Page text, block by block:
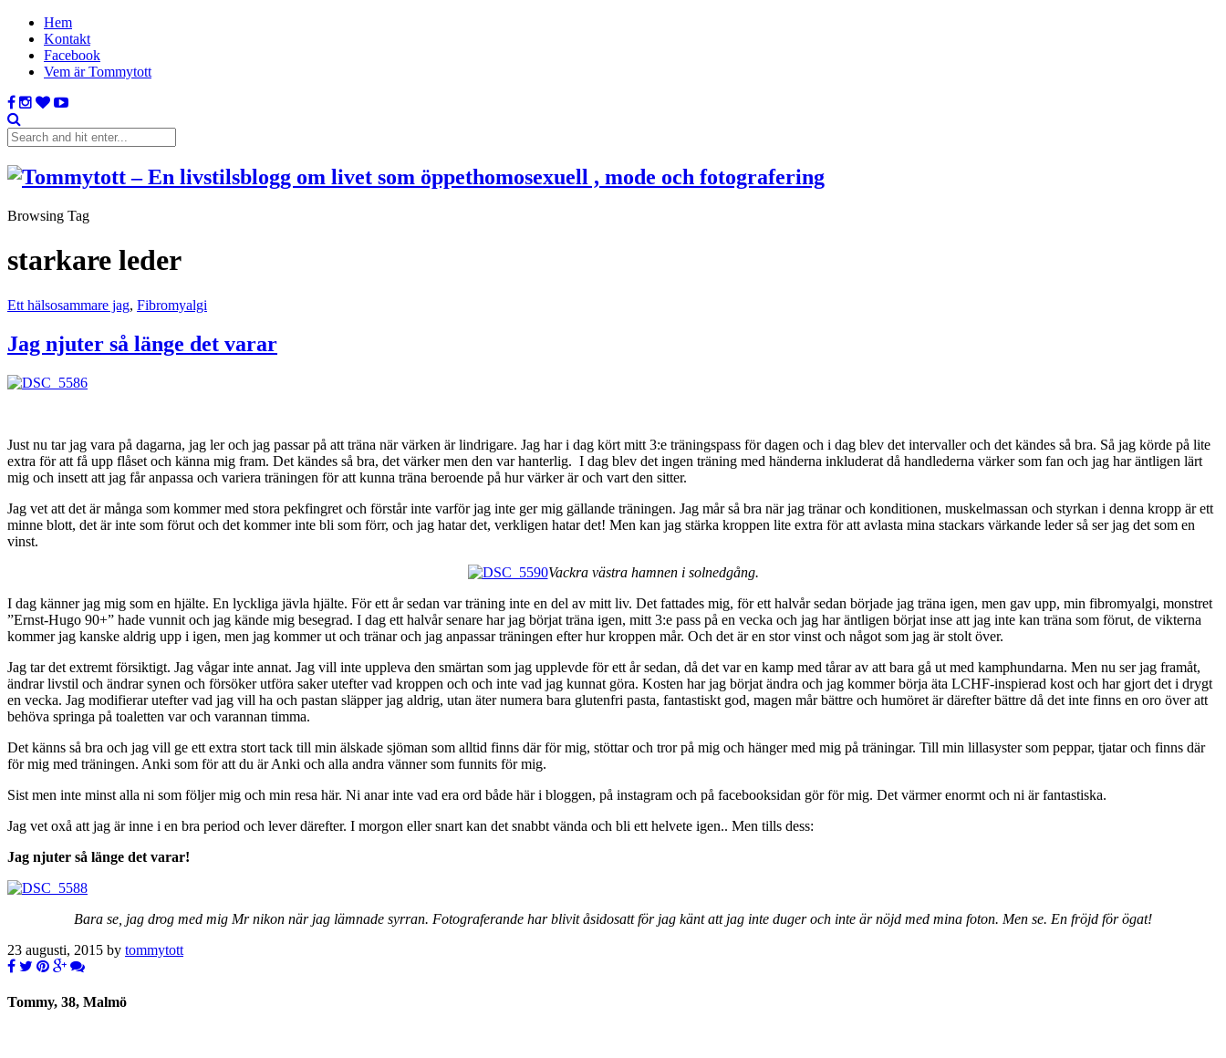
Hem
Kontakt
Facebook
Vem är Tommytott
Browsing Tag
starkare leder
Ett hälsosammare jag, Fibromyalgi
Jag njuter så länge det varar
Just nu tar jag vara på dagarna, jag ler och jag passar på att träna när värken är lindrigare. Jag har i dag kört mitt 3:e träningspass för dagen och i dag blev det intervaller och det kändes så bra. Så jag körde på lite
extra för att få upp flåset och känna mig fram. Det kändes så bra, det värker men den var hanterlig. I dag blev det ingen träning med händerna inkluderat då handlederna värker som fan och jag har äntligen lärt
mig och insett att jag får anpassa och variera träningen för att kunna träna beroende på hur värker är och vart den sitter.
Jag vet att det är många som kommer med stora pekfingret och förstår inte varför jag inte ger mig gällande träningen. Jag mår så bra när jag tränar och konditionen, muskelmassan och styrkan i denna kropp är ett
minne blott, det är inte som förut och det kommer inte bli som förr, och jag hatar det, verkligen hatar det! Men kan jag stärka kroppen lite extra för att avlasta mina stackars värkande leder så ser jag det som en
vinst.
Vackra västra hamnen i solnedgång.
I dag känner jag mig som en hjälte. En lyckliga jävla hjälte. För ett år sedan var träning inte en del av mitt liv. Det fattades mig, för ett halvår sedan började jag träna igen, men gav upp, min fibromyalgi, monstret
”Ernst-Hugo 90+” hade vunnit och jag kände mig besegrad. I dag ett halvår senare har jag börjat träna igen, mitt 3:e pass på en vecka och jag har äntligen börjat inse att jag inte kan träna som förut, de vikterna
kommer jag kanske aldrig upp i igen, men jag kommer ut och tränar och jag anpassar träningen efter hur kroppen mår. Och det är en stor vinst och något som jag är stolt över.
Jag tar det extremt försiktigt. Jag vågar inte annat. Jag vill inte uppleva den smärtan som jag upplevde för ett år sedan, då det var en kamp med tårar av att bara gå ut med kamphundarna. Men nu ser jag framåt,
ändrar livstil och ändrar synen och försöker utföra saker utefter vad kroppen och och inte vad jag kunnat göra. Kosten har jag börjat ändra och jag kommer börja äta LCHF-inspierad kost och har gjort det i drygt
en vecka. Jag modifierar utefter vad jag vill ha och pastan släpper jag aldrig, utan äter numera bara glutenfri pasta, fantastiskt god, magen mår bättre och humöret är därefter bättre då det inte finns en oro över att
behöva springa på toaletten var och varannan timma.
Det känns så bra och jag vill ge ett extra stort tack till min älskade sjöman som alltid finns där för mig, stöttar och tror på mig och hänger med mig på träningar. Till min lillasyster som peppar, tjatar och finns där
för mig med träningen. Anki som för att du är Anki och alla andra vänner som funnits för mig.
Sist men inte minst alla ni som följer mig och min resa här. Ni anar inte vad era ord både här i bloggen, på instagram och på facebooksidan gör för mig. Det värmer enormt och ni är fantastiska.
Jag vet oxå att jag är inne i en bra period och lever därefter. I morgon eller snart kan det snabbt vända och bli ett helvete igen.. Men tills dess:
Jag njuter så länge det varar!
Bara se, jag drog med mig Mr nikon när jag lämnade syrran. Fotograferande har blivit åsidosatt för jag känt att jag inte duger och inte är nöjd med mina foton. Men se. En fröjd för ögat!
23 augusti, 2015 by tommytott
Tommy, 38, Malmö